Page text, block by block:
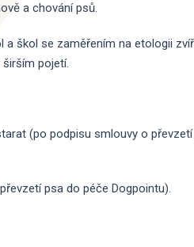
a chování psů.
a škol se zaměřením na etologii
pojetí.
(po podpisu smlouvy o
psa do péče Dogpointu).